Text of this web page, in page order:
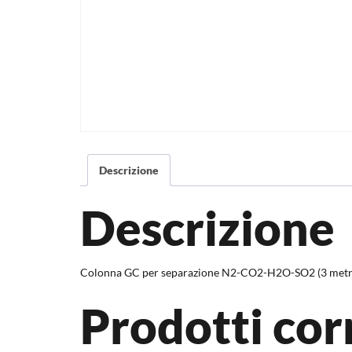
Descrizione
Descrizione
Colonna GC per separazione N2-CO2-H2O-SO2 (3
Prodotti